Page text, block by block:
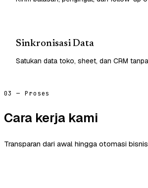
Sinkronisasi Data
Satukan data toko, sheet, dan CRM
03 — Proses
Cara kerja kami
Transparan dari awal hingga otomasi